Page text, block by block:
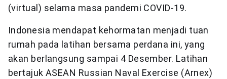
(virtual) selama masa pandemi COVID-19.
Indonesia mendapat kehormatan menjadi tuan
rumah pada latihan bersama perdana ini, yang
akan berlangsung sampai 4 Desember. Latihan
bertajuk ASEAN Russian Naval Exercise (Arnex)